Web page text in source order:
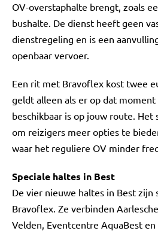
OV-overstaphalte brengt, zoals
bushalte. De dienst heeft geen
dienstregeling en is een
openbaar vervoer.
Een rit met Bravoflex kost twee
geldt alleen als er op dat
beschikbaar is op jouw route.
om reizigers meer opties te
waar het reguliere OV minder
Speciale haltes in Best
De vier nieuwe haltes in Best
Bravoflex. Ze verbinden
Velden, Eventcentre AquaBest